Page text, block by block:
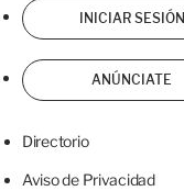
INICIAR SESIÓN
ANÚNCIATE
Directorio
Aviso de Privacidad